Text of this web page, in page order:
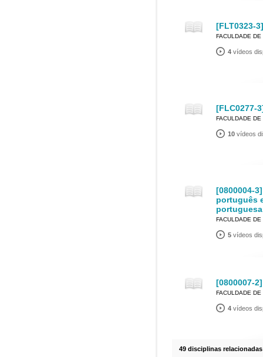
[FLT0323-
FACULDADE
4 vídeos
[FLC0277-
FACULDADE
10 vídeos
[0800004-
português
portuguesa
FACULDADE
5 vídeos
[0800007-
FACULDADE
4 vídeos
49 disciplinas